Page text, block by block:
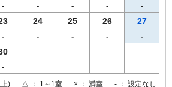
- - - - -
-
24
-
25
-
26
-
27
-
-
) △ ： 1～1室 × ： 満室 - ： 設定なし